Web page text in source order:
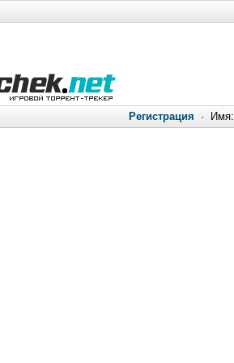
Регистрация · Имя: